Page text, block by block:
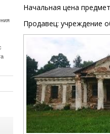
Начальная цена
Продавец: учреждение